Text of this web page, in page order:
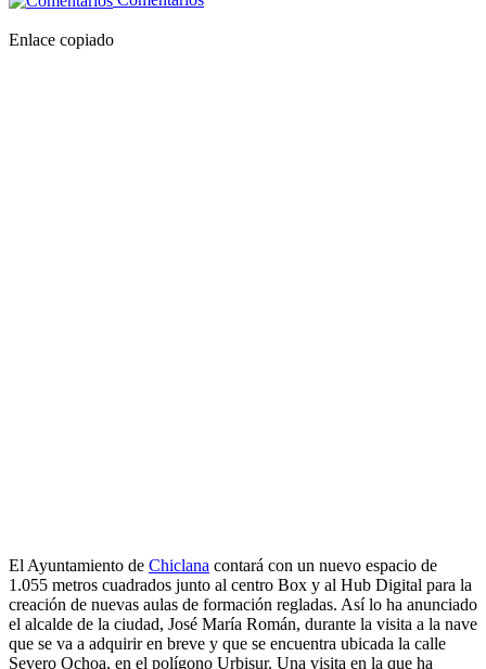
Enlace copiado
El Ayuntamiento de Chiclana contará con un nuevo espacio de
1.055 metros cuadrados junto al centro Box y al Hub Digital para la
creación de nuevas aulas de formación regladas. Así lo ha anunciado
el alcalde de la ciudad, José María Román, durante la visita a la nave
que se va a adquirir en breve y que se encuentra ubicada la calle
Severo Ochoa, en el polígono Urbisur. Una visita en la que ha